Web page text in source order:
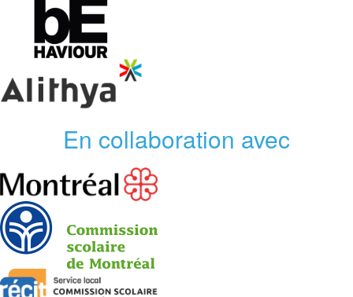
En collaboration avec